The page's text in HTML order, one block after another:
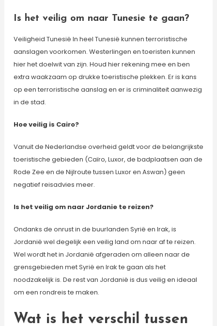
Is het veilig om naar Tunesie te gaan?
Veiligheid Tunesië In heel Tunesië kunnen terroristische
aanslagen voorkomen. Westerlingen en toeristen kunnen
hier het doelwit van zijn. Houd hier rekening mee en ben
extra waakzaam op drukke toeristische plekken. Er is kans
op een terroristische aanslag en er is criminaliteit aanwezig
in de stad.
Hoe veilig is Cairo?
Vanuit de Nederlandse overheid geldt voor de belangrijkste
toeristische gebieden (Caïro, Luxor, de badplaatsen aan de
Rode Zee en de Nijlroute tussen Luxor en Aswan) geen
negatief reisadvies meer.
Is het veilig om naar Jordanie te reizen?
Ondanks de onrust in de buurlanden Syrië en Irak, is
Jordanië wel degelijk een veilig land om naar af te reizen.
Wel wordt het in Jordanië afgeraden om alleen naar de
grensgebieden met Syrië en Irak te gaan als het
noodzakelijk is. De rest van Jordanië is dus veilig en ideaal
om een rondreis te maken.
Wat is het verschil tussen